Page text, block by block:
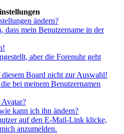
ändern?
dass mein Benutzername in der
aber die Forenuhr geht
diesem Board nicht zur Auswahl!
bei meinem Benutzernamen
kann ich ihn ändern?
auf den E-Mail-Link klicke,
anzumelden.